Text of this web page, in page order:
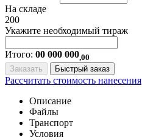
На складе
200
Укажите необходимый тираж
Итого: 00 000 000,00
Заказать
Быстрый заказ
Рассчитать стоимость нанесения
Описание
Файлы
Транспорт
Условия